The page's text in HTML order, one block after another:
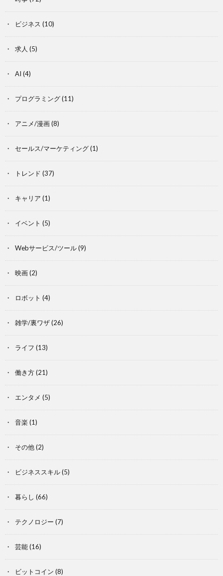
ビジネス (10)
求人 (5)
AI (4)
プログラミング(11)
アニメ/漫画(8)
セールス/マーケティング(1)
トレンド (37)
キャリア (1)
イベント (5)
Webサービス/ツール(9)
映画(2)
ロボット (4)
雑学/裏ワザ(26)
ライフ (13)
働き方(21)
エンタメ (5)
音楽 (1)
その他(2)
ビジネススキル(5)
暮らし (66)
テクノロジー (7)
芸能(16)
ビットコイン (8)